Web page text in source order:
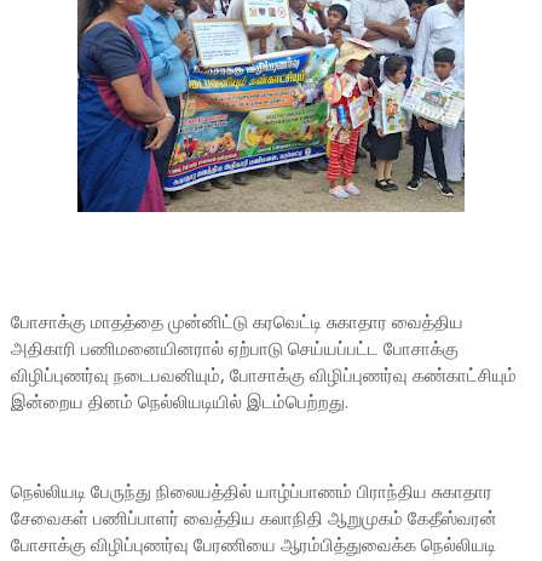
போசாக்கு மாதத்தை முன்னிட்டு கரவெட்டி சுகாதார வைத்திய
அதிகாரி பணிமனையினரால் ஏற்பாடு செய்யப்பட்ட போசாக்கு
விழிப்புணர்வு நடைபவனியும், போசாக்கு விழிப்புணர்வு கண்காட்சியும்
இன்றைய தினம் நெல்லியடியில் இடம்பெற்றது.
நெல்லியடி பேருந்து நிலையத்தில் யாழ்ப்பாணம் பிராந்திய சுகாதார
சேவைகள் பணிப்பாளர் வைத்திய கலாநிதி ஆறுமுகம் கேதீஸ்வரன்
போசாக்கு விழிப்புணர்வு பேரணியை ஆரம்பித்துவைக்க நெல்லியடி